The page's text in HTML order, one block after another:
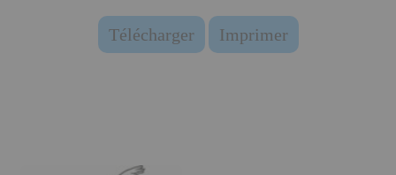
Télécharger Imprimer